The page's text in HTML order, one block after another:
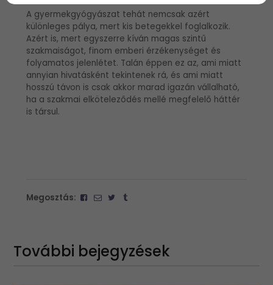
A gyermekgyógyászat tehát nemcsak azért
különleges pálya, mert kis betegekkel foglalkozik.
Azért is, mert egyszerre kíván magas szintű
szakmaiságot, finom emberi érzékenységet és
folyamatos jelenlétet. Talán éppen ez az, ami miatt
annyian hivatásként tekintenek rá, és ami miatt
hosszú távon is csak akkor marad igazán vállalható,
ha a szakmai elköteleződés mellé megfelelő háttér
is társul.
Megosztás:
További bejegyzések